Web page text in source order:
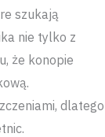
szukają
nie tylko z
że konopie
dlatego